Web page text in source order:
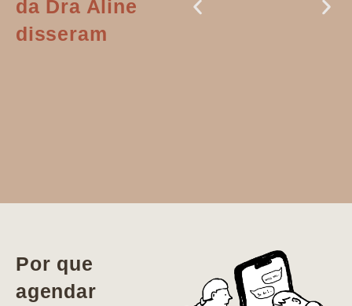
da Dra Aline
disseram
vida. Ela me
encontrou num
estado misto de
Por que
agendar